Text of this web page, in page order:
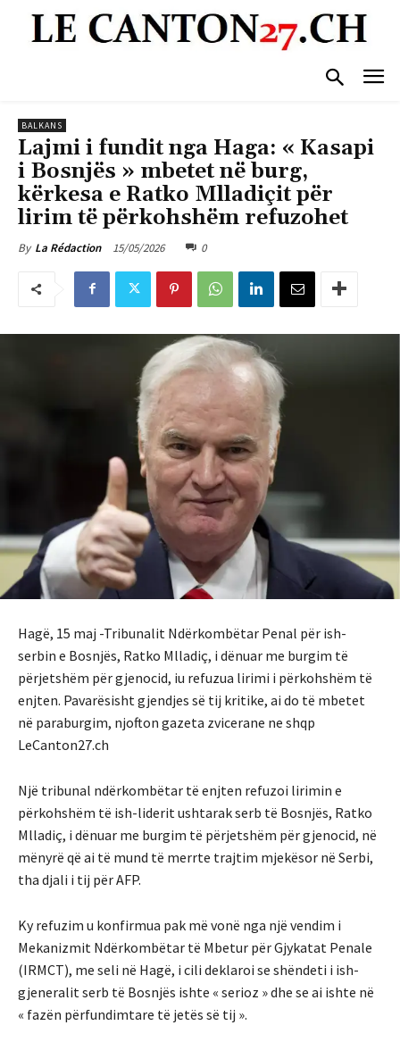
BALKANS
Lajmi i fundit nga Haga: « Kasapi
i Bosnjës » mbetet në burg,
kërkesa e Ratko Mlladiçit për
lirim të përkohshëm refuzohet
By La Rédaction 15/05/2026 0
Hagë, 15 maj -Tribunalit Ndërkombëtar Penal për ish-
serbin e Bosnjës, Ratko Mlladiç, i dënuar me burgim të
përjetshëm për gjenocid, iu refuzua lirimi i përkohshëm të
enjten. Pavarësisht gjendjes së tij kritike, ai do të mbetet
në paraburgim, njofton gazeta zvicerane ne shqp
LeCanton27.ch
Një tribunal ndërkombëtar të enjten refuzoi lirimin e
përkohshëm të ish-liderit ushtarak serb të Bosnjës, Ratko
Mlladiç, i dënuar me burgim të përjetshëm për gjenocid, në
mënyrë që ai të mund të merrte trajtim mjekësor në Serbi,
tha djali i tij për AFP.
Ky refuzim u konfirmua pak më vonë nga një vendim i
Mekanizmit Ndërkombëtar të Mbetur për Gjykatat Penale
(IRMCT), me seli në Hagë, i cili deklaroi se shëndeti i ish-
gjeneralit serb të Bosnjës ishte « serioz » dhe se ai ishte në
« fazën përfundimtare të jetës së tij ».